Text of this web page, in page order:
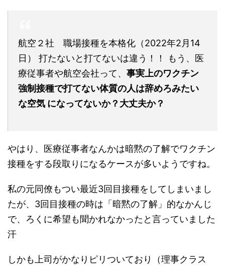
航空２社 職場接種を本格化（2022年2月14
日） 打たないと打てないは違う！！ もう、医
療従事者や航空会社って、 事実上のワクチン
強制接種で打てない体質の人は辞めろみたい
な空気 になってないか？大丈夫か？
やはり、医療従事者なんかは暗黙の了解でワクチン
接種をする段取りになるケースが多いようですね。
私の元同僚もつい最近3回目接種をしてしまいまし
たが、3回目接種の時は「暗黙の了解」的なかんじ
で、ろくに希望も聞かれなかったと言っていました
汗
しかも上司がかなりピリついており（理事クラス